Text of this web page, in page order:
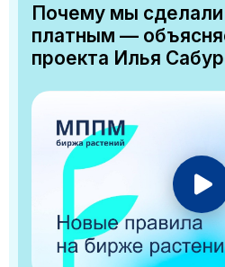
Почему мы сделали
платным —
проекта Илья